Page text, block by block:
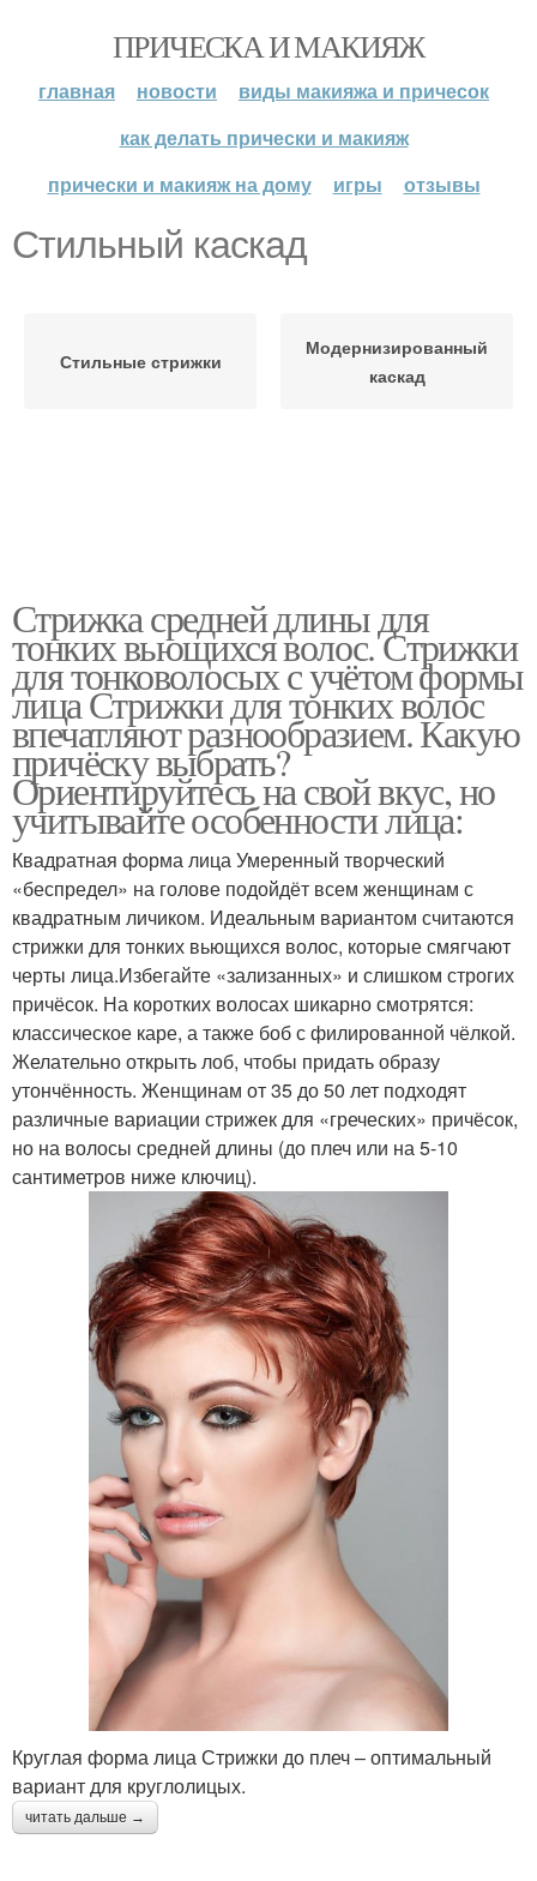
ПРИЧЕСКА И МАКИЯЖ
главная новости
виды макияжа и причесок
как делать прически и макияж
прически и макияж на дому
игры отзывы
Стильный каскад
Стильные стрижки
Модернизированный
каскад
Стрижка средней длины для
тонких вьющихся волос. Стрижки
для тонковолосых с учётом формы
лица Стрижки для тонких волос
впечатляют разнообразием. Какую
причёску выбрать?
Ориентируйтесь на свой вкус, но
учитывайте особенности лица:
Квадратная форма лица Умеренный творческий
«беспредел» на голове подойдёт всем женщинам с
квадратным личиком. Идеальным вариантом считаются
стрижки для тонких вьющихся волос, которые смягчают
черты лица.Избегайте «зализанных» и слишком строгих
причёсок. На коротких волосах шикарно смотрятся:
классическое каре, а также боб с филированной чёлкой.
Желательно открыть лоб, чтобы придать образу
утончённость. Женщинам от 35 до 50 лет подходят
различные вариации стрижек для «греческих» причёсок,
но на волосы средней длины (до плеч или на 5-10
сантиметров ниже ключиц).
Круглая форма лица Стрижки до плеч – оптимальный
вариант для круглолицых.
читать дальше →